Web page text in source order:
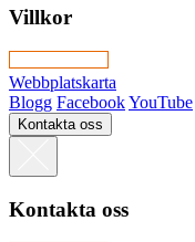
Villkor
Webbplatskarta
Blogg FacebookYouTube
Kontakta oss
Kontakta oss